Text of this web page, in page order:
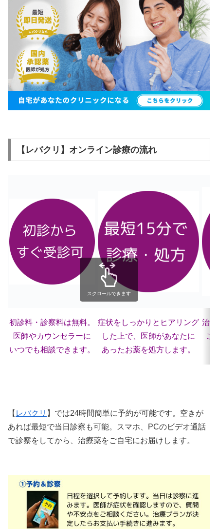
【レバクリ】オンライン診療の流れ
初診料・診察料は無料。
医師やカウンセラーに
いつでも相談できます。
症状をしっかりとヒアリング
した上で、医師があなたに
あったお薬を処方します。
治
ご
スクロールできます
【 レバクリ 】では24時間簡単に予約が可能です。空きが
あれば最短で当日診察も可能。スマホ、PCのビデオ通話
で診察をしてから、治療薬をご自宅にお届けします。